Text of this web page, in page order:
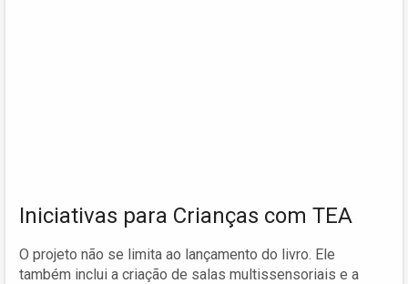
Iniciativas para Crianças com TEA
O projeto não se limita ao lançamento do livro. Ele
também inclui a criação de salas multissensoriais e a